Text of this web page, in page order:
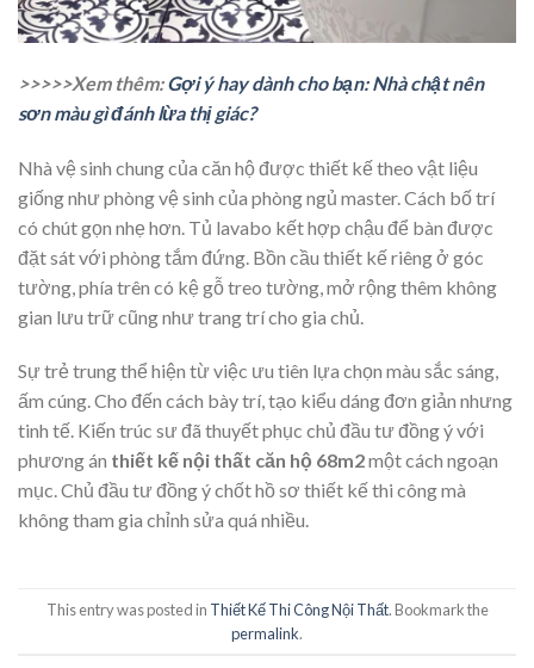
>>>>>Xem thêm:Gợi ý hay dành cho bạn: Nhà chật nên
sơn màu gì đánh lừa thị giác?
Nhà vệ sinh chung của căn hộ được thiết kế theo vật liệu
giống như phòng vệ sinh của phòng ngủ master. Cách bố trí
có chút gọn nhẹ hơn. Tủ lavabo kết hợp chậu để bàn được
đặt sát với phòng tắm đứng. Bồn cầu thiết kế riêng ở góc
tường, phía trên có kệ gỗ treo tường, mở rộng thêm không
gian lưu trữ cũng như trang trí cho gia chủ.
Sự trẻ trung thể hiện từ việc ưu tiên lựa chọn màu sắc sáng,
ấm cúng. Cho đến cách bày trí, tạo kiểu dáng đơn giản nhưng
tinh tế. Kiến trúc sư đã thuyết phục chủ đầu tư đồng ý với
phương án thiết kế nội thất căn hộ 68m2một cách ngoạn
mục. Chủ đầu tư đồng ý chốt hồ sơ thiết kế thi công mà
không tham gia chỉnh sửa quá nhiều.
This entry was posted in Thiết Kế Thi Công Nội Thất. Bookmark the
permalink.